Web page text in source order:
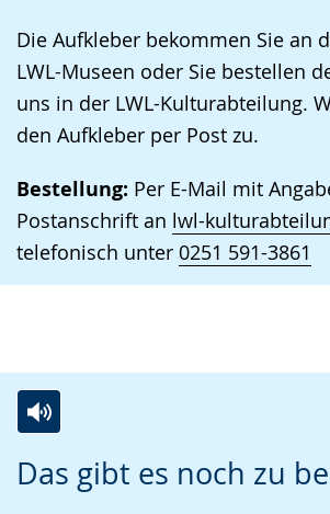
Die Aufkleber bekommen Sie an
LWL-Museen oder Sie bestellen
uns in der LWL-Kulturabteilung.
den Aufkleber per Post zu.
Bestellung: Per E-Mail mit
Postanschrift an lwl-
telefonisch unter 0251 591-3861
Das gibt es noch zu
Leichten
Audio-
Video